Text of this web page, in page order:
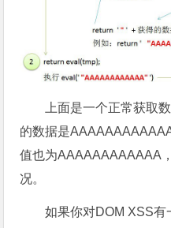
上面是一个正常获取
的数据是
值也为AAAAAAAAAAAA
况。
如果你对DOM XSS有